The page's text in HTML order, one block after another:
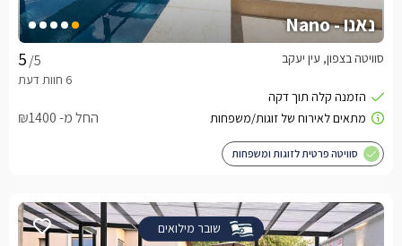
נאנו - Nano
/5 סוויטה בצפון, עין יעקב
החל מ- ₪1400
סוויטה פרטית לזוגות ומשפחות
שובר מילואים